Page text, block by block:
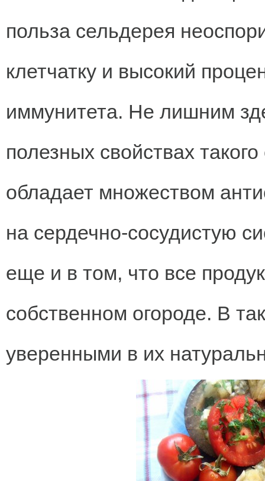
польза сельдерея
клетчатку и высокий
иммунитета. Не лишним
полезных свойствах
обладает множеством
на сердечно-сосудистую
еще и в том, что все
собственном огороде. В
уверенными в их